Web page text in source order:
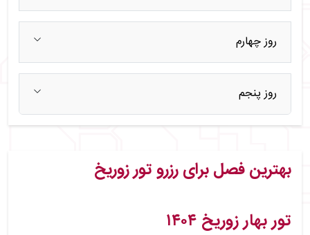
روز چهارم
روز پنجم
بهترین فصل برای رزرو تور زوریخ
تور بهار زوریخ ۱۴۰۴